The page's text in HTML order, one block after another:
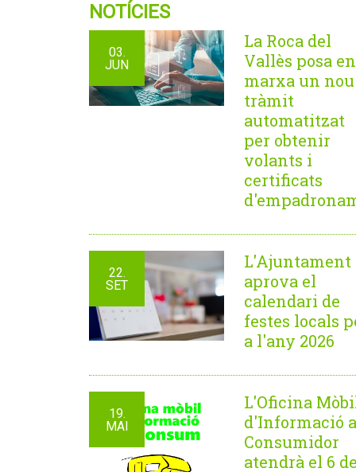
NOTÍCIES
03.
JUN
La Roca del
Vallès posa en
marxa un nou
tràmit
automatitzat
per obtenir
volants i
certificats
22.
SET
L'Ajuntament
aprova el
calendari de
festes locals
a l'any 2026
19.
MAI
L'Oficina
d'Informació
Consumidor
atendrà el 6 de